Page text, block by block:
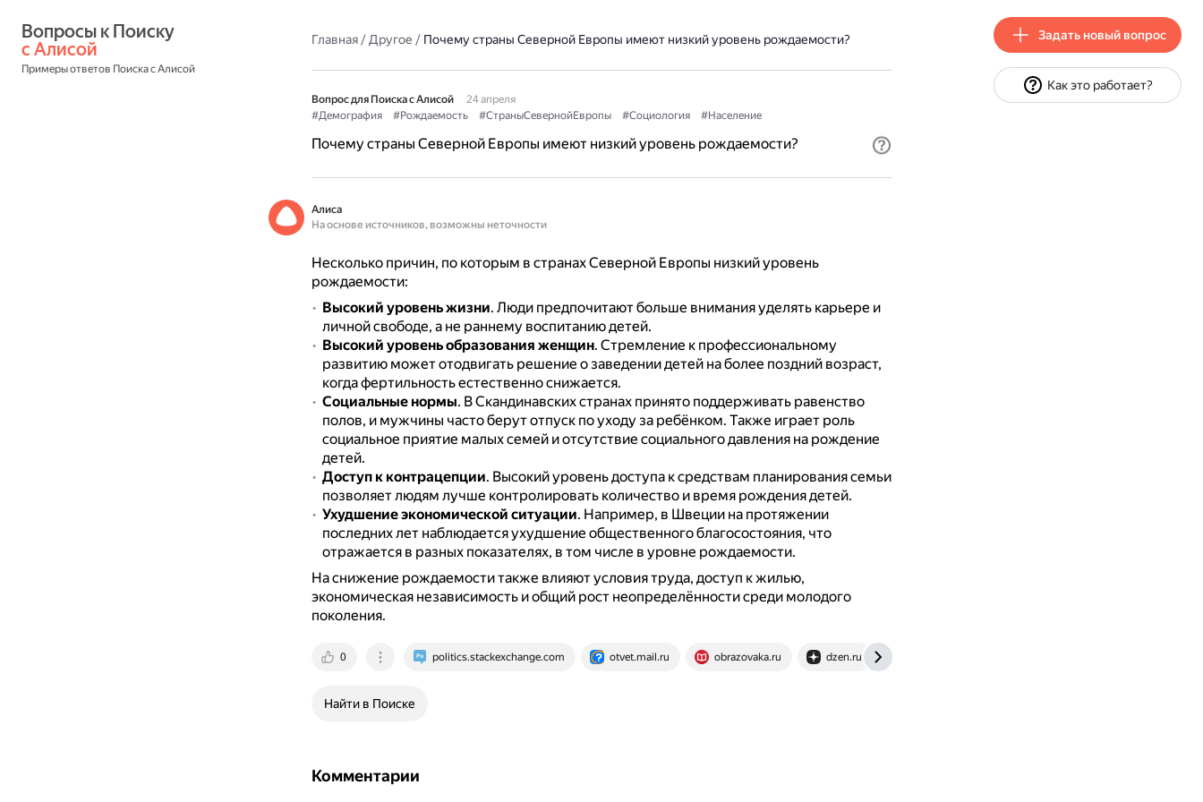
с Алисой
Примеры ответов Поиска с Алисой
Главная/Другое / Почему страны Северной Европы имеют низкий уровень рождаемости?
Вопрос для Поиска с Алисой
24 апреля
#Демография
#Рождаемость #СтраныСевернойЕвропы #Социология #Население
Почему страны Северной Европы имеют низкий уровень рождаемости?
Алиса
На основе источников, возможны неточности
Несколько причин, по которым в странах Северной Европы низкий уровень
рождаемости:
Высокий уровень жизни. Люди предпочитают больше внимания уделять карьере и
личной свободе, а не раннему воспитанию детей.
Высокий уровень образования женщин. Стремление к профессиональному
развитию может отодвигать решение о заведении детей на более поздний возраст,
когда фертильность естественно снижается.
Социальные нормы. В Скандинавских странах принято поддерживать равенство
полов, и мужчины часто берут отпуск по уходу за ребёнком. Также играет роль
социальное приятие малых семей и отсутствие социального давления на рождение
детей.
Доступ к контрацепции. Высокий уровень доступа к средствам планирования семьи
позволяет людям лучше контролировать количество и время рождения детей.
Ухудшение экономической ситуации. Например, в Швеции на протяжении
последних лет наблюдается ухудшение общественного благосостояния, что
отражается в разных показателях, в том числе в уровне рождаемости.
На снижение рождаемости также влияют условия труда, доступ к жилью,
экономическая независимость и общий рост неопределённости среди молодого
поколения.
0 politics.stackexchange.com otvet.mail.ru obrazovaka.ru dzen.ru
Найти в Поиске
Комментарии
Задать новый вопрос
Как это работает?